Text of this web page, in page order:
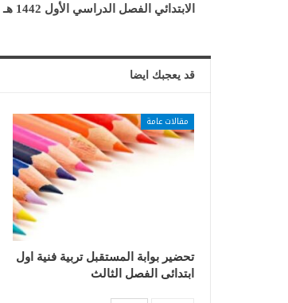
الابتدائي الفصل الدراسي الأول 1442 هـ
قد يعجبك ايضا
مقالات عامة
تحضير بوابة المستقبل تربية فنية اول
ابتدائى الفصل الثالث